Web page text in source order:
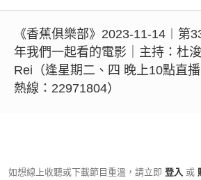
《香蕉俱樂部》2023-11-14︱第
年我們一起看的電影｜主持：杜
Rei（逢星期二、四 晚上10點直
熱線：22971804）
如想線上收聽或下載節目重溫，請立即 登入 或